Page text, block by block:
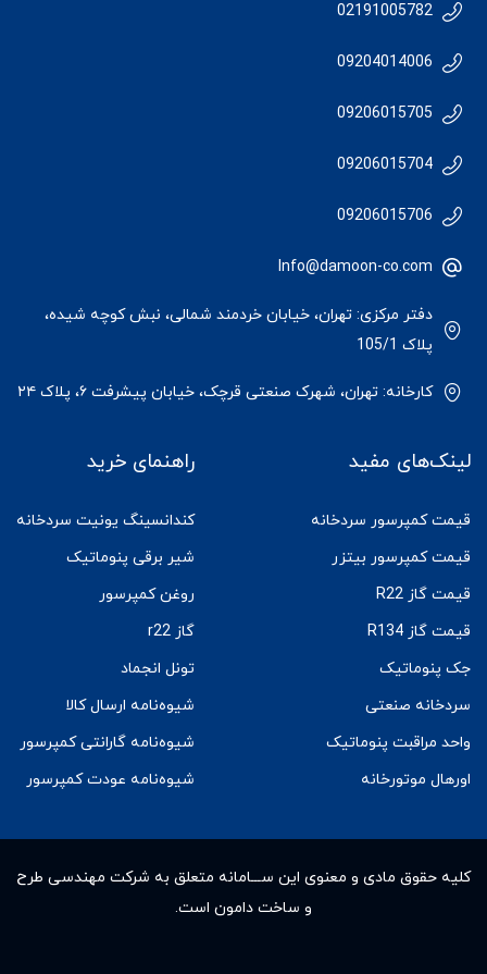
02191005782
09204014006
09206015705
09206015704
09206015706
Info@damoon-co.com
دفتر مرکزی: تهران، خیابان خردمند شمالی، نبش کوچه شیده،
پلاک 105/1
کارخانه: تهران، شهرک صنعتی قرچک، خیابان پیشرفت ۶، پلاک ۲۴
لینک‌های مفید
قیمت کمپرسور سردخانه
قیمت کمپرسور بیتزر
قیمت گاز R22
قیمت گاز R134
جک پنوماتیک
سردخانه صنعتی
واحد مراقبت پنوماتیک
اورهال موتورخانه
راهنمای خرید
کندانسینگ یونیت سردخانه
شیر برقی پنوماتیک
روغن کمپرسور
گاز r22
تونل انجماد
شیوه‌نامه ارسال کالا
شیوه‌نامه گارانتی کمپرسور
شیوه‌نامه عودت کمپرسور
کلیه حقوق مادى و معنوى این ســـامانه متعلق به شرکت مهندسی طرح
و ساخت دامون است.